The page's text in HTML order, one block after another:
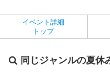
イベント詳細
トップ
同じジャンルの夏休